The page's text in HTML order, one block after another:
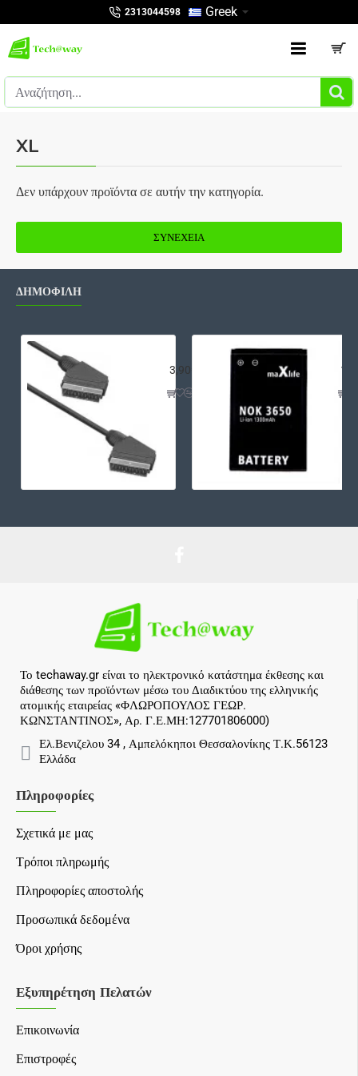
2313044598 Greek
Αναζήτηση...
XL
Δεν υπάρχουν προϊόντα σε αυτήν την κατηγορία.
ΣΥΝΈΧΕΙΑ
ΔΗΜΟΦΙΛΗ
Καλώδιο Scart, 1m, ΟΕΜ - 18021
3,90€
Το techaway.gr είναι το ηλεκτρονικό κατάστημα έκθεσης και
διάθεσης των προϊόντων μέσω του Διαδικτύου της ελληνικής
ατομικής εταιρείας «ΦΛΩΡΟΠΟΥΛΟΣ ΓΕΩΡ.
ΚΩΝΣΤΑΝΤΙΝΟΣ», Αρ. Γ.Ε.ΜΗ:127701806000)
Ελ.Βενιζελου 34 , Αμπελόκηποι Θεσσαλονίκης Τ.Κ.56123
Ελλάδα
Πληροφορίες
Σχετικά με μας
Τρόποι πληρωμής
Πληροφορίες αποστολής
Προσωπικά δεδομένα
Όροι χρήσης
Εξυπηρέτηση Πελατών
Επικοινωνία
Επιστροφές